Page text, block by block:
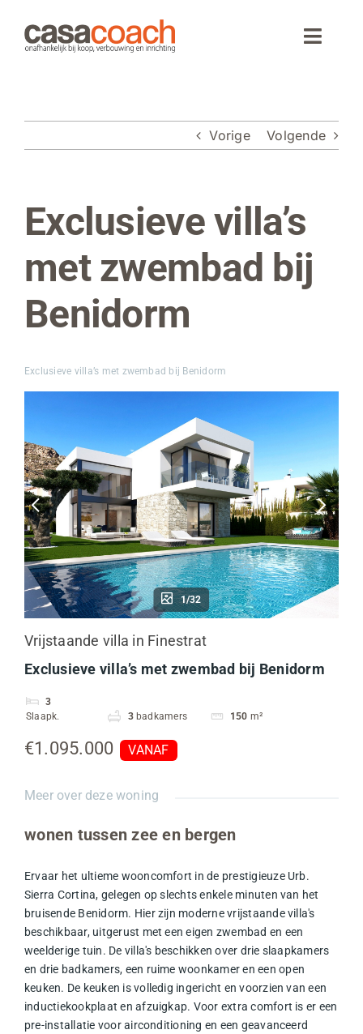
naar
inhoud
Toggle
Wonen in Spanje
Webinar
Over CasaCoach
Vorige Volgende
Bekijk
grotere
Exclusieve villa’s
met zwembad bij
Benidorm
Exclusieve villa’s met zwembad bij Benidorm
1/32
Vrijstaande villa in Finestrat
Exclusieve villa’s met zwembad bij Benidorm
3
Slaapk.
3 badkamers 150 m²
€1.095.000 VANAF
Meer over deze woning
wonen tussen zee en bergen
Ervaar het ultieme wooncomfort in de prestigieuze Urb.
Sierra Cortina, gelegen op slechts enkele minuten van het
bruisende Benidorm. Hier zijn moderne vrijstaande villa's
beschikbaar, uitgerust met een eigen zwembad en een
weelderige tuin. De villa's beschikken over drie slaapkamers
en drie badkamers, een ruime woonkamer en een open
keuken. De keuken is volledig ingericht en voorzien van een
inductiekookplaat en afzuigkap. Voor extra comfort is er een
pre-installatie voor airconditioning en een geavanceerd